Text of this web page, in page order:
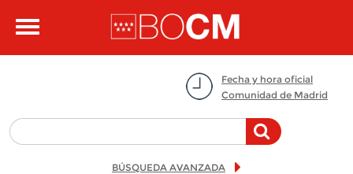
Toggle
Fecha y hora oficial
Comunidad de Madrid
BÚSQUEDA AVANZADA